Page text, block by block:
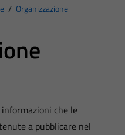
/ Organizzazione
che le
a pubblicare nel